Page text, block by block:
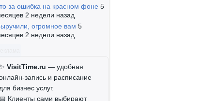
за ошибка на красном фоне 5
2 недели назад
огромное вам 5
2 недели назад
VisitTime.ru — удобная
запись и расписание
для бизнес услуг.
📅 Клиенты сами выбирают